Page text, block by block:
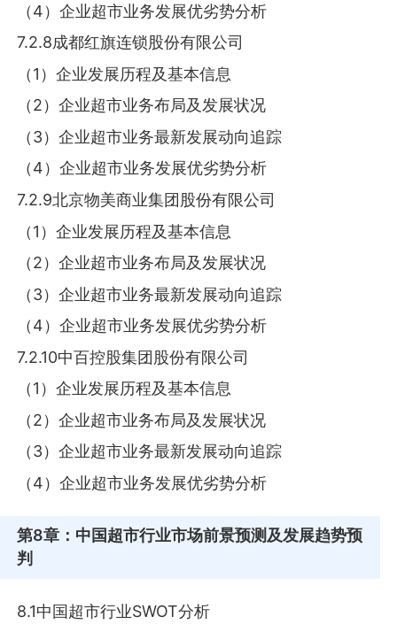
（4）企业超市业务发展优劣势分析
7.2.8成都红旗连锁股份有限公司
（1）企业发展历程及基本信息
（2）企业超市业务布局及发展状况
（3）企业超市业务最新发展动向追踪
（4）企业超市业务发展优劣势分析
7.2.9北京物美商业集团股份有限公司
（1）企业发展历程及基本信息
（2）企业超市业务布局及发展状况
（3）企业超市业务最新发展动向追踪
（4）企业超市业务发展优劣势分析
7.2.10中百控股集团股份有限公司
（1）企业发展历程及基本信息
（2）企业超市业务布局及发展状况
（3）企业超市业务最新发展动向追踪
（4）企业超市业务发展优劣势分析
第8章 ：中国超市行业市场前景预测及发展趋势预
判
8.1中国超市行业SWOT分析